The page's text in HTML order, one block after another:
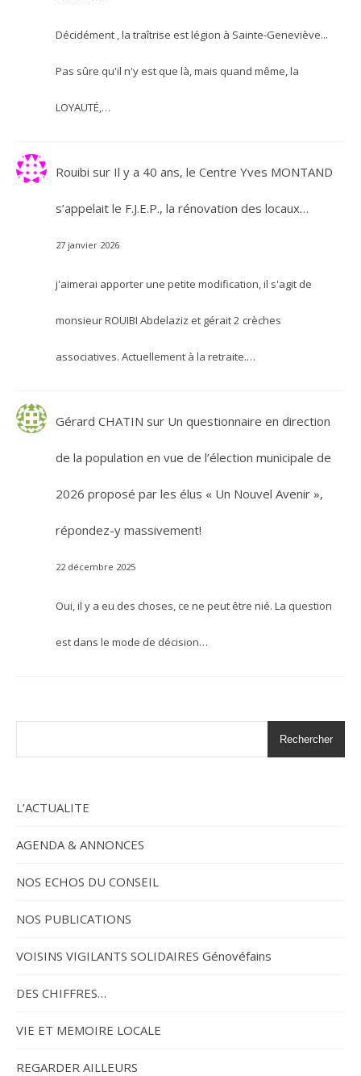
Décidément , la traîtrise est légion à Sainte-Geneviève...
Pas sûre qu'il n'y est que là, mais quand même, la
LOYAUTÉ,…
Rouibi sur Il y a 40 ans, le Centre Yves MONTAND
s’appelait le F.J.E.P., la rénovation des locaux…
27 janvier 2026
j'aimerai apporter une petite modification, il s'agit de
monsieur ROUIBI Abdelaziz et gérait 2 crèches
associatives. Actuellement à la retraite.…
Gérard CHATIN sur Un questionnaire en direction
de la population en vue de l’élection municipale de
2026 proposé par les élus « Un Nouvel Avenir »,
répondez-y massivement!
22 décembre 2025
Oui, il y a eu des choses, ce ne peut être nié. La question
est dans le mode de décision…
Rechercher
L’ACTUALITE
AGENDA & ANNONCES
NOS ECHOS DU CONSEIL
NOS PUBLICATIONS
VOISINS VIGILANTS SOLIDAIRES Génovéfains
DES CHIFFRES…
VIE ET MEMOIRE LOCALE
REGARDER AILLEURS